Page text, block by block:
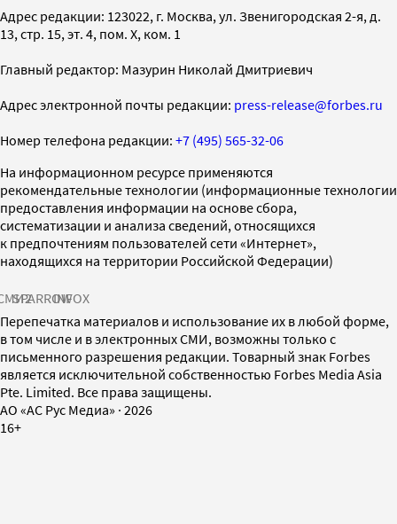
Адрес редакции: 123022, г. Москва, ул. Звенигородская 2-я, д.
13, стр. 15, эт. 4, пом. X, ком. 1
Главный редактор: Мазурин Николай Дмитриевич
Адрес электронной почты редакции: press-release@forbes.ru
Номер телефона редакции: +7 (495) 565-32-06
На информационном ресурсе применяются
рекомендательные технологии (информационные технологии
предоставления информации на основе сбора,
систематизации и анализа сведений, относящихся
к предпочтениям пользователей сети «Интернет»,
находящихся на территории Российской Федерации)
SPARROWINFOX
Перепечатка материалов и использование их в любой форме,
в том числе и в электронных СМИ, возможны только с
письменного разрешения редакции. Товарный знак Forbes
является исключительной собственностью Forbes Media Asia
Pte. Limited. Все права защищены.
AO «АС Рус Медиа» · 2026
16+